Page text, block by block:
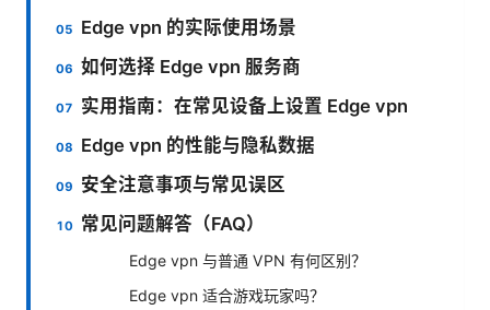
Edge vpn 的实际使用场景
如何选择 Edge vpn 服务商
实用指南：在常见设备上设置 Edge vpn
Edge vpn 的性能与隐私数据
安全注意事项与常见误区
常见问题解答（FAQ）
Edge vpn 与普通 VPN 有何区别？
Edge vpn 适合游戏玩家吗？